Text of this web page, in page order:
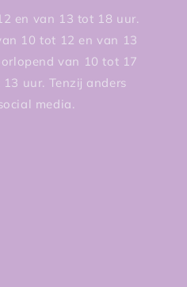
en van 13 tot 18 uur.
10 tot 12 en van 13
van 10 tot 17
uur. Tenzij anders
media.